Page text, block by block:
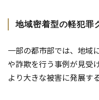
地域密着型の軽犯罪
一部の都市部では、地域
や詐欺を行う事例が見受
より大きな被害に発展す